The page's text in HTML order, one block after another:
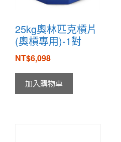
25kg奧林匹克槓片
(奧槓專用)-1對
NT$6,098
加入購物車